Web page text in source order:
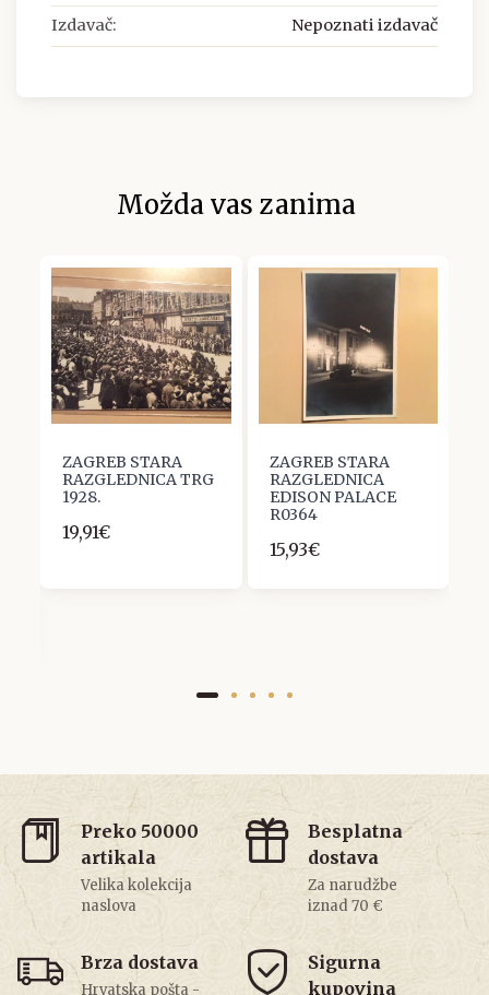
Izdavač: Nepoznati izdavač
Možda vas zanima
ZAGREB STARA
RAZGLEDNICA TRG
1928.
19,91€
ZAGREB STARA
RAZGLEDNICA
EDISON PALACE
R0364
15,93€
Preko 50000
artikala
Velika kolekcija
naslova
Besplatna
dostava
Za narudžbe
iznad 70 €
Brza dostava
Hrvatska pošta -
Sigurna
kupovina